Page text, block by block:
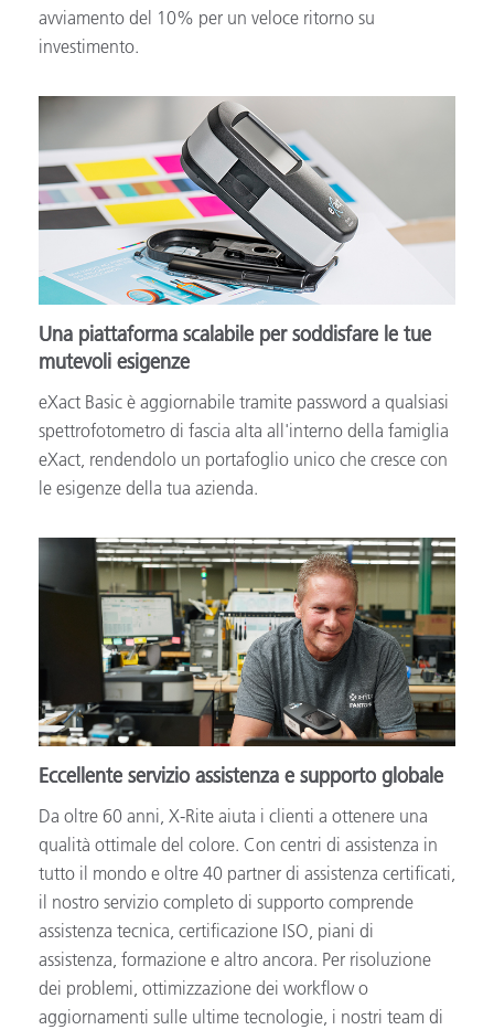
avviamento del 10% per un veloce ritorno su
investimento.
Una piattaforma scalabile per soddisfare le tue
mutevoli esigenze
eXact Basic è aggiornabile tramite password a qualsiasi
spettrofotometro di fascia alta all'interno della famiglia
eXact, rendendolo un portafoglio unico che cresce con
le esigenze della tua azienda.
Eccellente servizio assistenza e supporto globale
Da oltre 60 anni, X-Rite aiuta i clienti a ottenere una
qualità ottimale del colore. Con centri di assistenza in
tutto il mondo e oltre 40 partner di assistenza certificati,
il nostro servizio completo di supporto comprende
assistenza tecnica, certificazione ISO, piani di
assistenza, formazione e altro ancora. Per risoluzione
dei problemi, ottimizzazione dei workflow o
aggiornamenti sulle ultime tecnologie, i nostri team di